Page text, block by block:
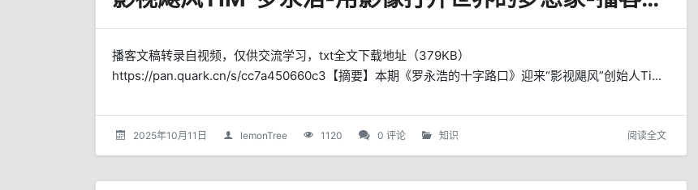
播客文稿转录自视频，仅供交流学习，txt全文下载地址（379KB）
https://pan.quark.cn/s/cc7a450660c3【摘要】本期《罗永浩的十字路口》迎来“影视飓风”创始人Ti...
2025年10月11日 lemonTree 1120 0 评论 知识 阅读全文